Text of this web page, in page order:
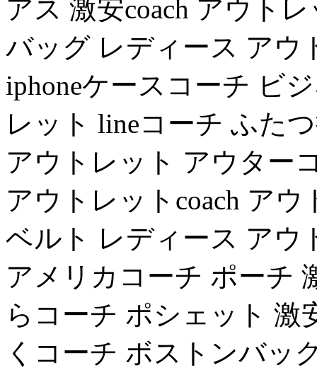
アス 激安coach アウト
バッグ レディース アウ
iphoneケースコーチ ビ
レット lineコーチ ふた
アウトレット アウター
アウトレットcoach ア
ベルト レディース アウ
アメリカコーチ ポーチ
らコーチ ポシェット 激
くコーチ ボストンバッ